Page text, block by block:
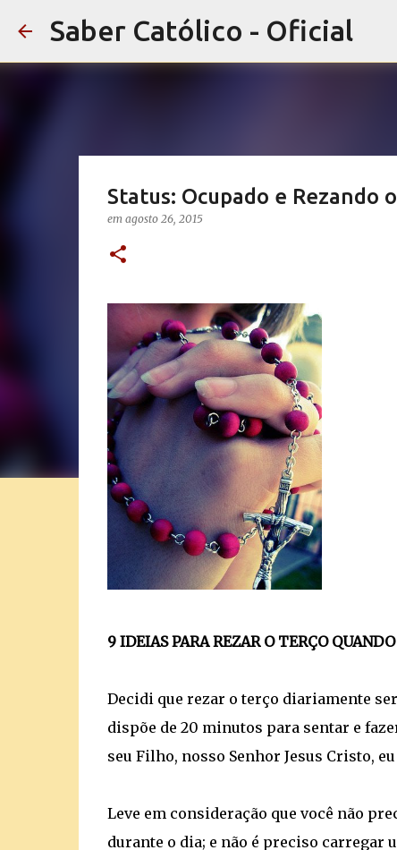
Saber Católico - Oficial
Status: Ocupado e Rezando o
em agosto 26, 2015
9 IDEIAS PARA REZAR O TERÇO
Decidi que rezar o terço diariamente
dispõe de 20 minutos para sentar e
seu Filho, nosso Senhor Jesus Cristo,
Leve em consideração que você não
durante o dia; e não é preciso carregar